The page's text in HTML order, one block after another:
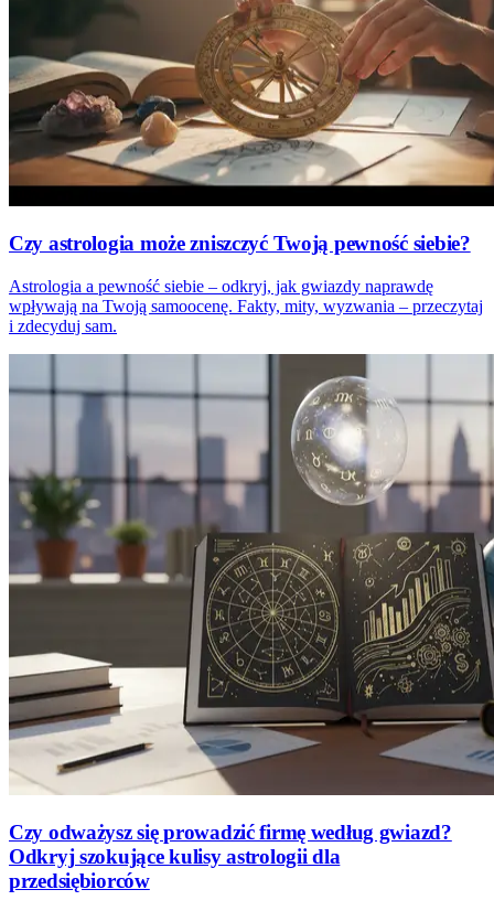
Czy astrologia może zniszczyć Twoją pewność siebie?
Astrologia a pewność siebie – odkryj, jak gwiazdy naprawdę
wpływają na Twoją samoocenę. Fakty, mity, wyzwania – przeczytaj
i zdecyduj sam.
Czy odważysz się prowadzić firmę według gwiazd?
Odkryj szokujące kulisy astrologii dla
przedsiębiorców